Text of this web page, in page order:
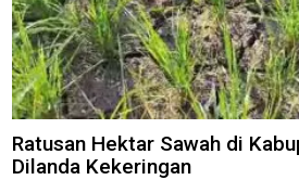
Ratusan Hektar Sawah di
Dilanda Kekeringan